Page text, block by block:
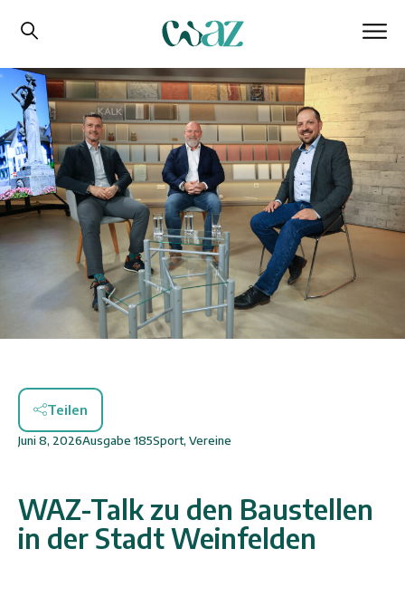
Teilen
Juni 8, 2026Ausgabe 185Sport, Vereine
WAZ-Talk zu den Baustellen
in der Stadt Weinfelden